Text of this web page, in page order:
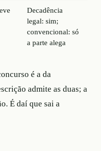
Decadência
legal: sim;
convencional: só
a parte alega
é a da
admite as duas; a
É daí que sai a